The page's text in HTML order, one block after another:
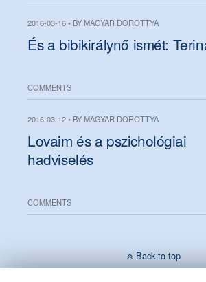
2016-03-16 • BY MAGYAR DOROTTYA
És a bibikirálynő ismét:
COMMENTS
2016-03-12 • BY MAGYAR DOROTTYA
Lovaim és a pszichológiai
hadviselés
COMMENTS
Back to top